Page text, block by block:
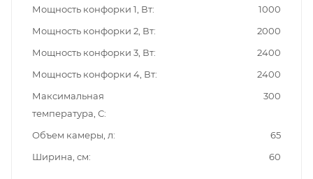
Мощность конфорки 1, Вт
1000
Мощность конфорки 2, Вт
2000
Мощность конфорки 3, Вт
2400
Мощность конфорки 4, Вт
2400
Максимальная
температура, С
300
Объем камеры, л
65
Ширина, см
60